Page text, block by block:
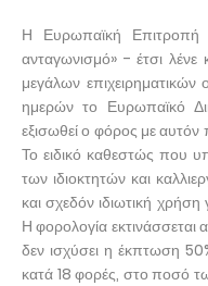
Η Ευρωπαϊκή Επιτροπή
ανταγωνισμό» - έτσι
μεγάλων
ημερών το Ευρωπαϊκό
εξισωθεί ο φόρος με αυτόν
Το ειδικό καθεστώς που
των ιδιοκτητών και
και σχεδόν ιδιωτική
Η φορολογία
δεν ισχύσει η έκπτωση
κατά 18 φορές, στο ποσό